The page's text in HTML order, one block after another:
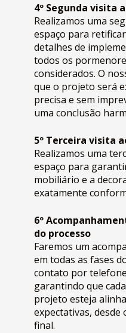
4º Segunda visita
Realizamos uma
espaço para
detalhes de
todos os
considerados. O
que o projeto será
precisa e sem
uma conclusão
5º Terceira visita
Realizamos uma
espaço para
mobiliário e a
exatamente
6º
do processo
Faremos um
em todas as fases
contato por
garantindo que
projeto esteja
expectativas, desde
final.